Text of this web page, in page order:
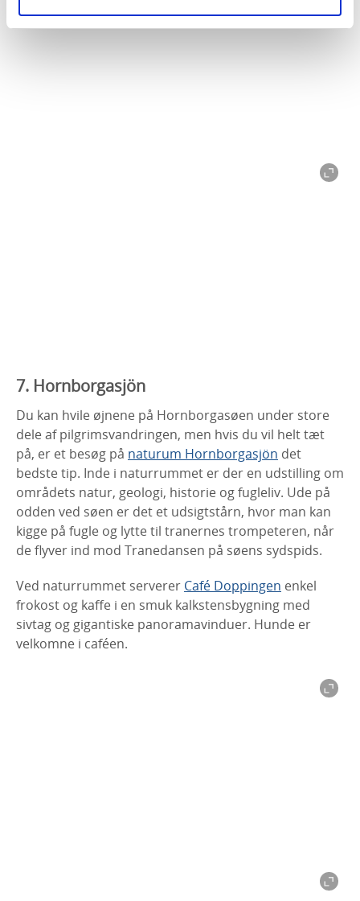
7. Hornborgasjön
Du kan hvile øjnene på Hornborgasøen under store
dele af pilgrimsvandringen, men hvis du vil helt tæt
på, er et besøg på naturum Hornborgasjön det
bedste tip. Inde i naturrummet er der en udstilling om
områdets natur, geologi, historie og fugleliv. Ude på
odden ved søen er det et udsigtstårn, hvor man kan
kigge på fugle og lytte til tranernes trompeteren, når
de flyver ind mod Tranedansen på søens sydspids.
Ved naturrummet serverer Café Doppingen enkel
frokost og kaffe i en smuk kalkstensbygning med
sivtag og gigantiske panoramavinduer. Hunde er
velkomne i caféen.